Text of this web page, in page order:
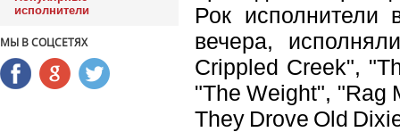
исполнители
МЫ В СОЦСЕТЯХ
Рок исполнители
вечера,
Crippled Creek",
"The Weight", "Rag
They Drove Old